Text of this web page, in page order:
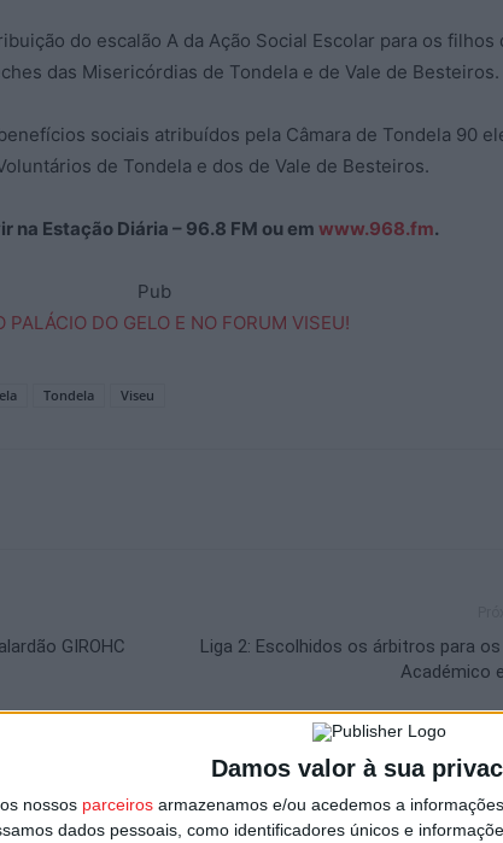
Damos valor à sua
nossos parceiros armazenamos e/ou acedemos a
dados pessoais, como identificadores únicos e
do escalão A da Ação Social Escolar para os filhos
das Misericórdias de Tondela e de Vale de Besteiros.
sociais atribuídos pela Câmara de Tondela 90
de Tondela e dos de Vale de Besteiros.
na Estação Diária – 96.8 FM ou em www.968.fm.
Pub
Tondela Viseu
GIROHC
Liga 2: Escolhidos os árbitros para
Académico